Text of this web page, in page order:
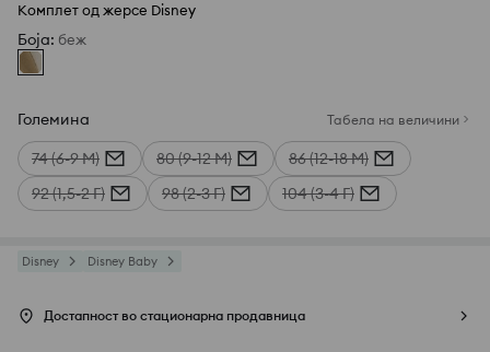
Комплет од жерсе Disney
Боја: беж
Големина Табела на величини
74 (6-9 М) 80 (9-12 М)
86 (12-18 М)
92 (1,5-2 Г)
98 (2-3 Г) 104 (3-4 Г)
Disney Disney Baby
Достапност во стационарна продавница